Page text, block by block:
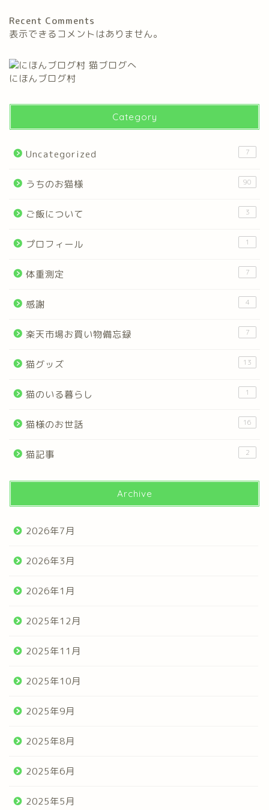
Recent Comments
表示できるコメントはありません。
にほんブログ村
Category
Uncategorized 7
うちのお猫様 90
ご飯について 3
プロフィール 1
体重測定 7
感謝 4
楽天市場お買い物備忘録 7
猫グッズ 13
猫のいる暮らし 1
猫様のお世話 16
猫記事 2
Archive
2026年7月
2026年3月
2026年1月
2025年12月
2025年11月
2025年10月
2025年9月
2025年8月
2025年6月
2025年5月